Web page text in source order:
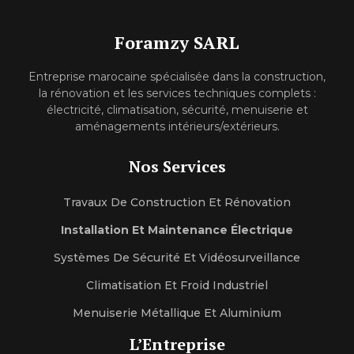
Foramzy SARL
Entreprise marocaine spécialisée dans la construction,
la rénovation et les services techniques complets :
électricité, climatisation, sécurité, menuiserie et
aménagements intérieurs/extérieurs.
Nos Services
Travaux De Construction Et Rénovation
Installation Et Maintenance Électrique
Systèmes De Sécurité Et Vidéosurveillance
Climatisation Et Froid Industriel
Menuiserie Métallique Et Aluminium
L’Entreprise